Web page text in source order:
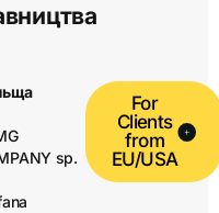
sp.
For
Clients
from
EU/USA